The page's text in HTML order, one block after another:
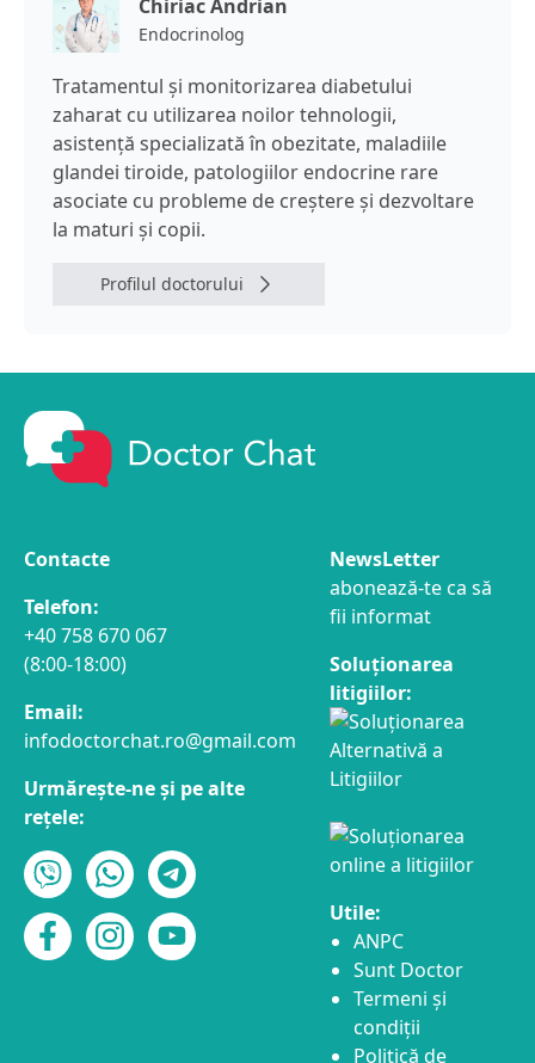
Tratamentul şi monitorizarea diabetului
zaharat cu utilizarea noilor tehnologii,
asistență specializată în obezitate, maladiile
glandei tiroide, patologiilor endocrine rare
asociate cu probleme de creștere și dezvoltare
la maturi și copii.
Profilul doctorului
Chiriac Andrian
Endocrinolog
Contacte
Telefon:
+40 758 670 067
(8:00-18:00)
Email:
infodoctorchat.ro@gmail.com
Urmărește-ne și pe alte
rețele:
NewsLetter
abonează-te ca să
fii informat
Soluționarea
litigiilor:
Utile:
ANPC
Sunt Doctor
Termeni și
condiții
Politică de